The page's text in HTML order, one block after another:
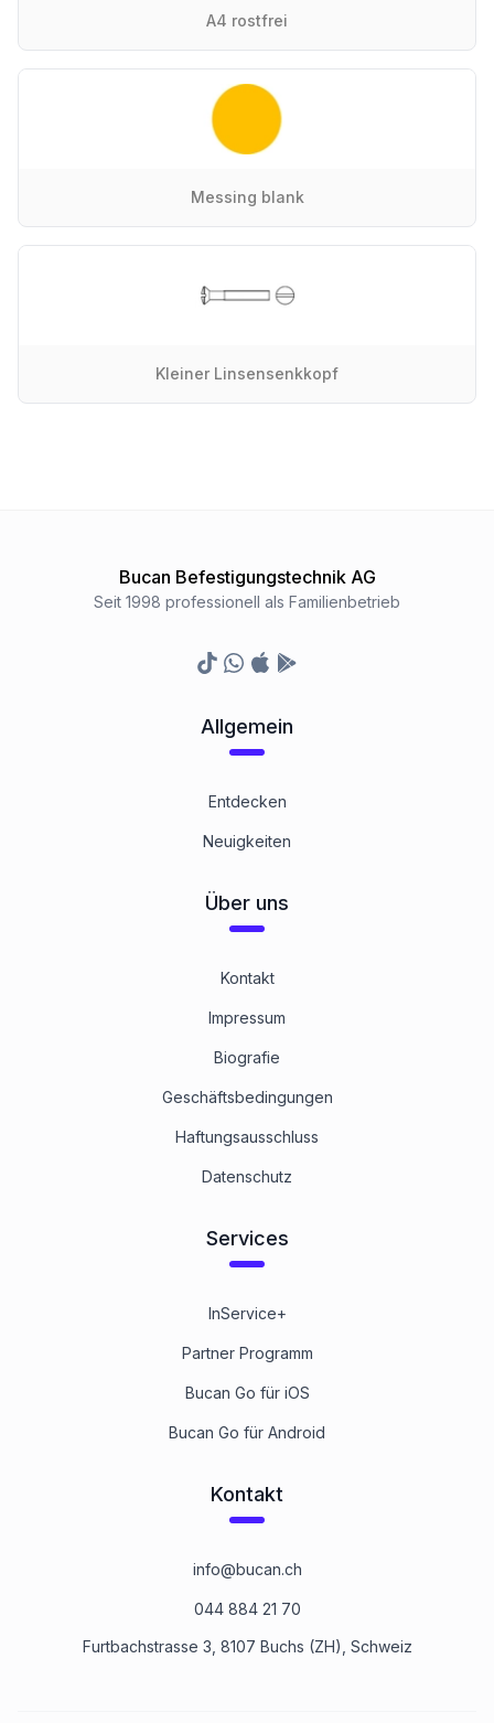
A4 rostfrei
Messing blank
Kleiner Linsensenkkopf
Bucan Befestigungstechnik AG
Seit 1998 professionell als Familienbetrieb
TikTokWhatsapp
Appstore
Google Play Store
Allgemein
Entdecken
Neuigkeiten
Über uns
Kontakt
Impressum
Biografie
Geschäftsbedingungen
Haftungsausschluss
Datenschutz
Services
InService+
Partner Programm
Bucan Go für iOS
Bucan Go für Android
Kontakt
info@bucan.ch
044 884 21 70
Furtbachstrasse 3, 8107 Buchs (ZH), Schweiz